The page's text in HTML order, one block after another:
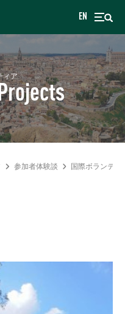
EN
ィア
参加者体験談 国際ボランティ